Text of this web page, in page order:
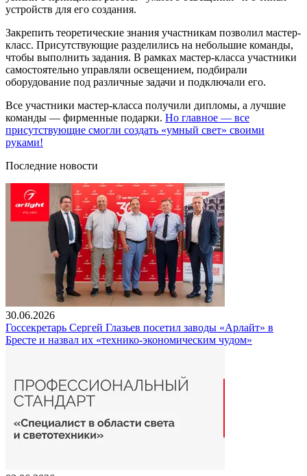
устройств для его создания.
Закрепить теоретические знания участникам позволил мастер-
класс. Присутствующие разделились на небольшие команды,
чтобы выполнить задания. В рамках мастер-класса участники
самостоятельно управляли освещением, подбирали
оборудование под различные задачи и подключали его.
Все участники мастер-класса получили дипломы, а лучшие
команды — фирменные подарки. Но главное — все
присутствующие смогли создать «умный свет» своими
руками!
Последние новости
30.06.2026
Госсекретарь Сергей Глазьев посетил заводы «Арлайт» в
Бресте и назвал их «технико-экономическим чудом»